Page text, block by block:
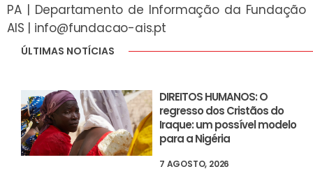
PA | Departamento de Informação da Fundação
AIS | info@fundacao-ais.pt
ÚLTIMAS NOTÍCIAS
DIREITOS HUMANOS: O
regresso dos Cristãos do
Iraque: um possível modelo
para a Nigéria
7 AGOSTO, 2026